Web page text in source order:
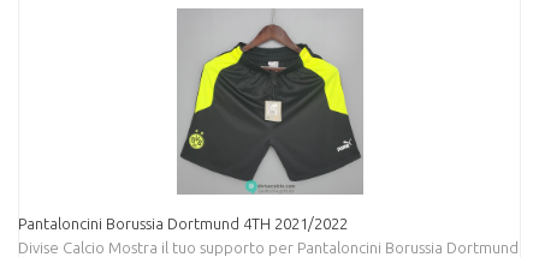
Pantaloncini Borussia Dortmund 4TH 2021/2022
Divise Calcio Mostra il tuo supporto per Pantaloncini Borussia Dortmund